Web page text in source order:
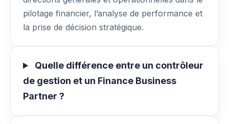
pilotage financier, l’analyse de performance et
la prise de décision stratégique.
Quelle différence entre un contrôleur
de gestion et un Finance Business
Partner ?